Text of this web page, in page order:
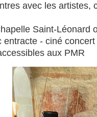
avec les
Saint-Léonard
- ciné concert
aux PMR